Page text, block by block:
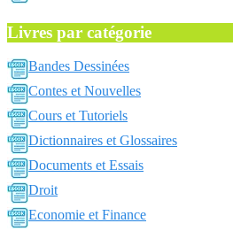
Livres par catégorie
Bandes Dessinées
Contes et Nouvelles
Cours et Tutoriels
Dictionnaires et Glossaires
Documents et Essais
Droit
Economie et Finance